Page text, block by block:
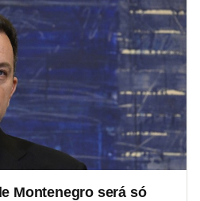
Montenegro será só